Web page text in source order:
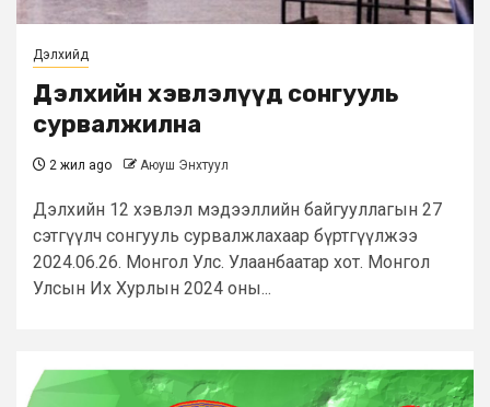
Дэлхийд
Дэлхийн хэвлэлүүд сонгууль
сурвалжилна
2 жил ago Аюуш Энхтуул
Дэлхийн 12 хэвлэл мэдээллийн байгууллагын 27
сэтгүүлч сонгууль сурвалжлахаар бүртгүүлжээ
2024.06.26. Монгол Улс. Улаанбаатар хот. Монгол
Улсын Их Хурлын 2024 оны...